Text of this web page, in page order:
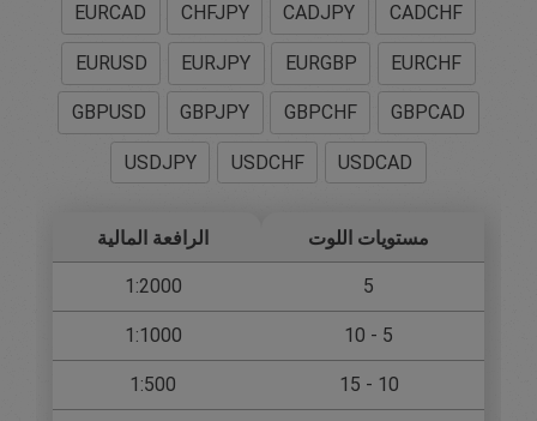
CADCHF
CADJPY
CHFJPY
EURCAD
EURCHF
EURGBP
EURJPY
EURUSD
GBPCAD
GBPCHF
GBPJPY
GBPUSD
USDCAD
USDCHF
USDJPY
مستويات اللوت الرافعة المالية
5
1:2000
5 - 10
1:1000
10 - 15
1:500